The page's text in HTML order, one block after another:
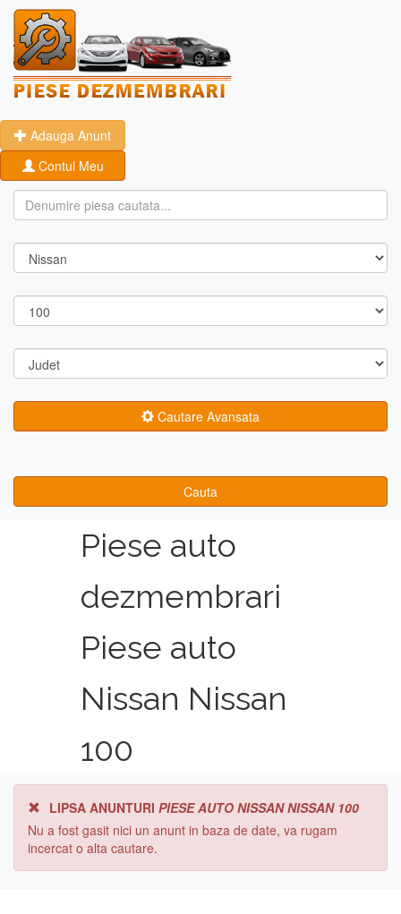
Adauga Anunt
Contul Meu
Cautare Avansata
Cauta
Piese auto
dezmembrari
Piese auto
Nissan Nissan
100
LIPSA ANUNTURI PIESE AUTO NISSAN NISSAN 100
Nu a fost gasit nici un anunt in baza de date, va rugam
incercat o alta cautare.